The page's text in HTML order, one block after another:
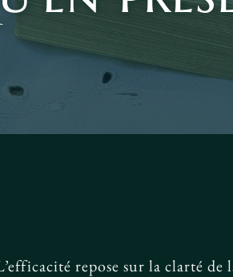
repose sur la clarté